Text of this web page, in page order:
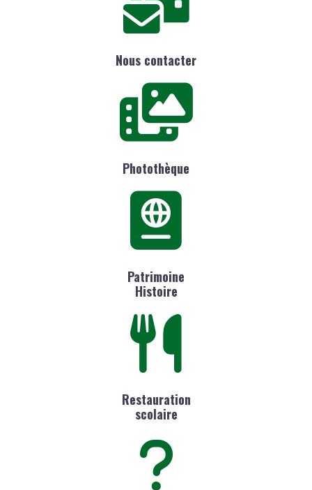
Nous contacter
Photothèque
Patrimoine
Histoire
Restauration
scolaire